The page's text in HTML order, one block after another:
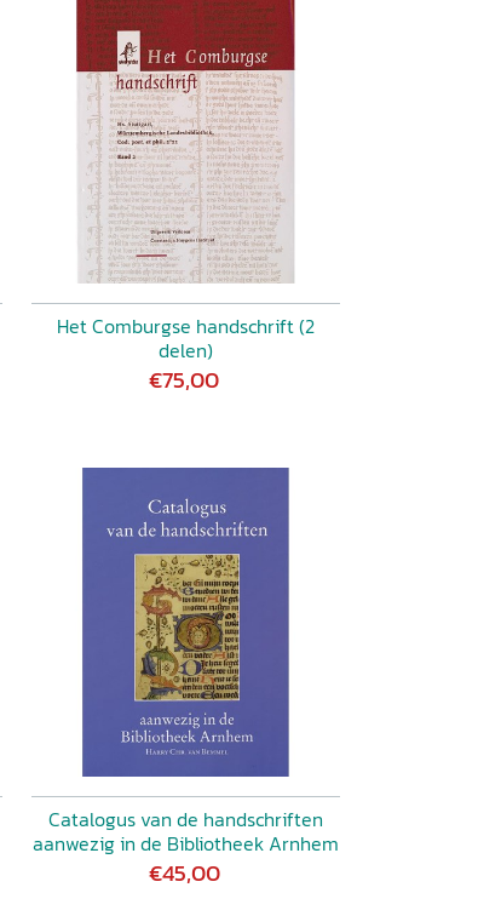
Het Comburgse handschrift (2
delen)
€75,00
Catalogus van de handschriften
aanwezig in de Bibliotheek Arnhem
€45,00